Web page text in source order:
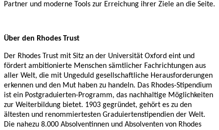
Partner und moderne Tools zur Erreichung ihrer Ziele an die Seite.
Über den Rhodes Trust
Der Rhodes Trust mit Sitz an der Universität Oxford eint und
fördert ambitionierte Menschen sämtlicher Fachrichtungen aus
aller Welt, die mit Ungeduld gesellschaftliche Herausforderungen
erkennen und den Mut haben zu handeln. Das Rhodes-Stipendium
ist ein Postgraduierten-Programm, das nachhaltige Möglichkeiten
zur Weiterbildung bietet. 1903 gegründet, gehört es zu den
ältesten und renommiertesten Graduiertenstipendien der Welt.
Die nahezu 8.000 Absolventinnen und Absolventen von Rhodes